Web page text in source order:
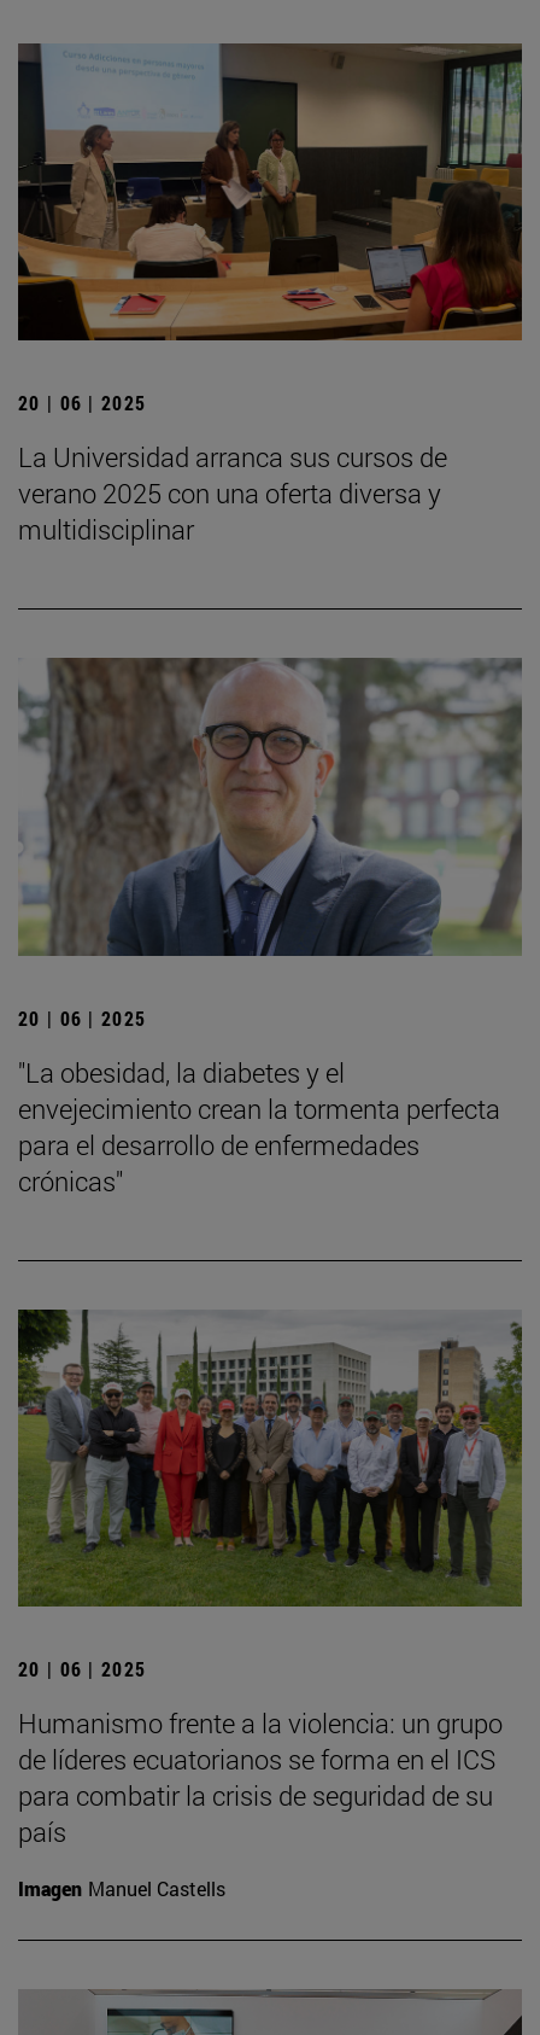
20 | 06 | 2025
La Universidad arranca sus cursos de
verano 2025 con una oferta diversa y
multidisciplinar
20 | 06 | 2025
"La obesidad, la diabetes y el
envejecimiento crean la tormenta perfecta
para el desarrollo de enfermedades
crónicas"
20 | 06 | 2025
Humanismo frente a la violencia: un grupo
de líderes ecuatorianos se forma en el ICS
para combatir la crisis de seguridad de su
país
Imagen Manuel Castells